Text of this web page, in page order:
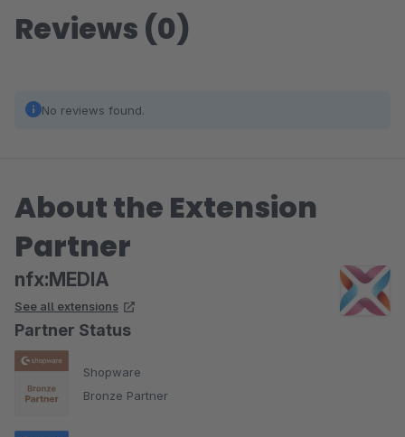
Reviews (0)
No reviews found.
About the Extension
Partner
nfx:MEDIA
See all extensions
Partner Status
Shopware
Bronze Partner